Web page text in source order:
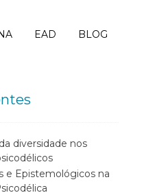
EAD BLOG
diversidade nos
e Epistemológicos na